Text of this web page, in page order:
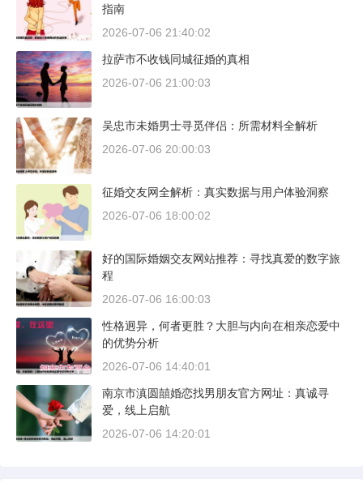
指南
2026-07-06 21:40:02
拉萨市不收钱同城征婚的真相
2026-07-06 21:00:03
吴忠市未婚男士寻觅伴侣：所需材料全解析
2026-07-06 20:00:03
征婚交友网全解析：真实数据与用户体验洞察
2026-07-06 18:00:02
好的国际婚姻交友网站推荐：寻找真爱的数字旅
程
2026-07-06 16:00:03
性格迥异，何者更胜？大胆与内向在相亲恋爱中
的优势分析
2026-07-06 14:40:01
南京市滇圆囍婚恋找男朋友官方网址：真诚寻
爱，线上启航
2026-07-06 14:20:01